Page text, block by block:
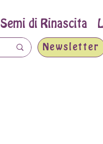
Semi di Rinascita
Newsletter